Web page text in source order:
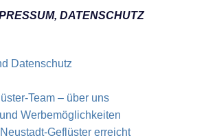
DATENSCHUTZ
Datenschutz
Team – über uns
Werbemöglichkeiten
Geflüster erreicht